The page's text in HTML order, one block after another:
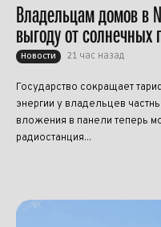
Владельцам домов в
выгоду от солнечных
Новости 21 час назад
Государство сокращает
энергии у владельцев
вложения в панели теперь
радиостанция...